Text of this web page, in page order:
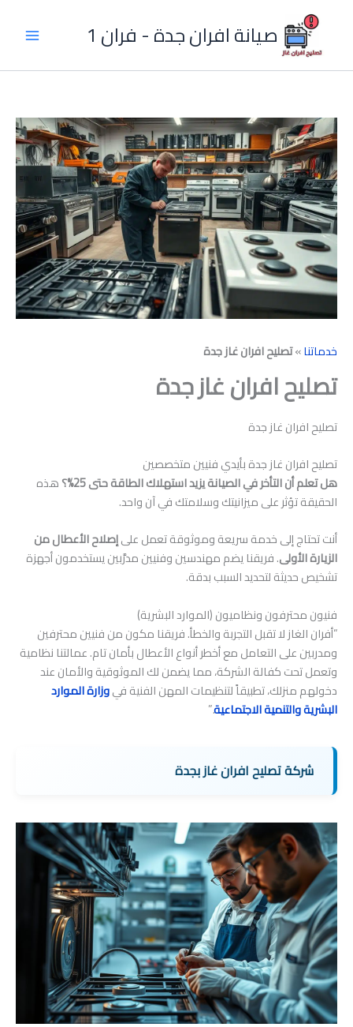
المحتوى
صيانة افران جدة - فران 1
خدماتنا»تصليح افران غاز جدة
تصليح افران غاز جدة
تصليح افران غاز جدة
تصليح افران غاز جدة بأيدي فنيين متخصصين
هل تعلم أن التأخر في الصيانة يزيد استهلاك الطاقة حتى 25%؟
هذه
الحقيقة تؤثر على ميزانيتك وسلامتك في آن واحد.
أنت تحتاج إلى خدمة سريعة وموثوقة تعمل علىإصلاح الأعطال من
الزيارة الأولى. فريقنا يضم مهندسين وفنيين مدرَّبين يستخدمون أجهزة
تشخيص حديثة لتحديد السبب بدقة.
فنيون محترفون ونظاميون (الموارد البشرية)
“أفران الغاز لا تقبل التجربة والخطأ. فريقنا مكون من فنيين محترفين
ومدربين على التعامل مع أخطر أنواع الأعطال بأمان تام. عمالتنا نظامية
وتعمل تحت كفالة الشركة، مما يضمن لك الموثوقية والأمان عند
دخولهم منزلك، تطبيقاً لتنظيمات المهن الفنية فيوزارة الموارد
البشرية والتنمية الاجتماعية.”
شركة تصليح افران غاز بجدة